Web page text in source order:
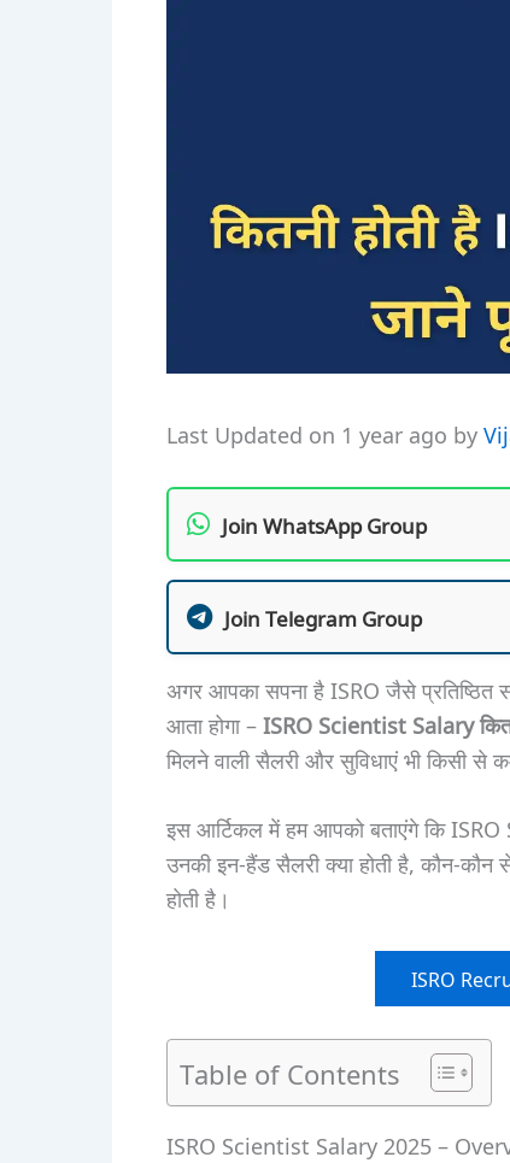
Last Updated on 1 year ago by
Join WhatsApp Group
Join Telegram Group
अगर आपका सपना है ISRO जैसे
आता होगा –ISRO Scientist Salary
मिलने वाली सैलरी और सुविधाएं भी किसी से
इस आर्टिकल में हम आपको बताएंगे कि
उनकी इन-हैंड सैलरी क्या होती है, कौन-
होती है।
ISRO
Table of Contents
ISRO Scientist Salary 2025 –